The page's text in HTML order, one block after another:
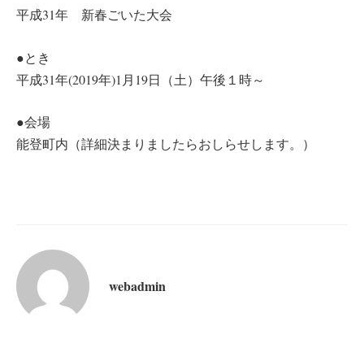
平成31年 新春ごいた大会
●とき
平成31年(2019年)1月19日（土）午後１時～
●会場
能登町内（詳細決まりましたらおしらせします。）
webadmin